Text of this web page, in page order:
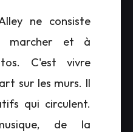
ne consiste
marcher et à
C'est vivre
sur les murs. Il
qui circulent.
de la